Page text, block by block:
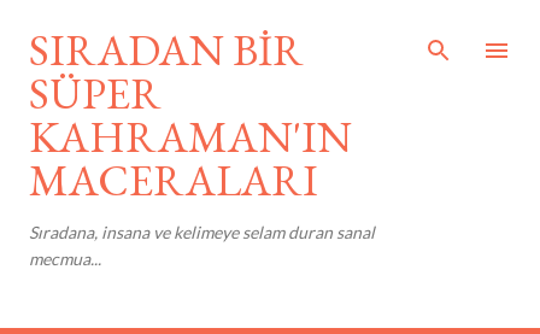
Ana içeriğe atla
SIRADAN BİR
SÜPER
KAHRAMAN'IN
MACERALARI
Sıradana, insana ve kelimeye selam duran sanal
mecmua...